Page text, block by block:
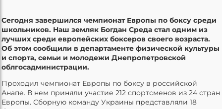
Сегодня завершился чемпионат Европы по боксу среди
школьников. Наш земляк Богдан Среда стал одним из
лучших среди европейских боксеров своего возраста.
Об этом сообщили в департаменте физической культуры
и спорта, семьи и молодежи Днепропетровской
облгосадминистрации.
Проходил чемпионат Европы по боксу в российской
Анапе. В нем приняли участие 212 спортсменов из 24 стран
Европы. Сборную команду Украины представляли 18